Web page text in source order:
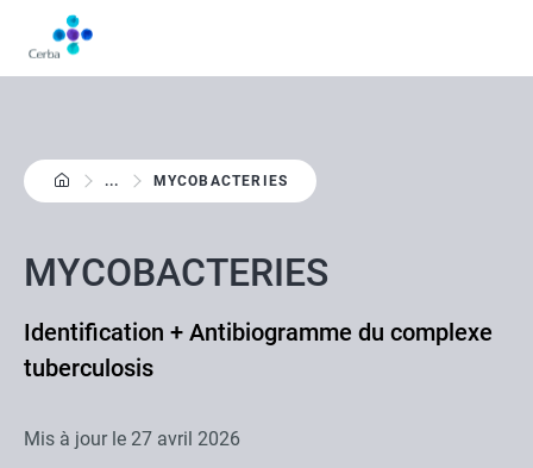
contenu
principal
... MYCOBACTERIES
MYCOBACTERIES
Identification + Antibiogramme du complexe
tuberculosis
Mis à jour le 27 avril 2026